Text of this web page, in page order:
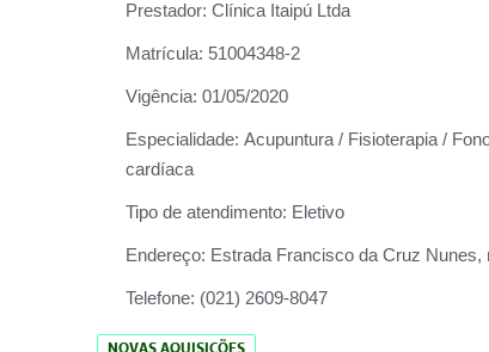
Prestador: Clínica Itaipú Ltda
Matrícula: 51004348-2
Vigência: 01/05/2020
Especialidade: Acupuntura / Fisioterapia /
cardíaca
Tipo de atendimento: Eletivo
Endereço: Estrada Francisco da Cruz Nunes,
Telefone: (021) 2609-8047
NOVAS AQUISIÇÕES